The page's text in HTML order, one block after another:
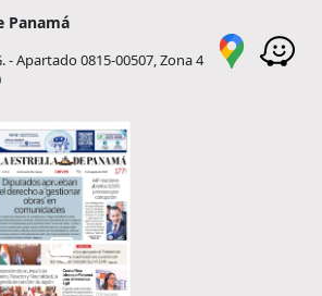
Panamá
- Apartado 0815-00507, Zona 4